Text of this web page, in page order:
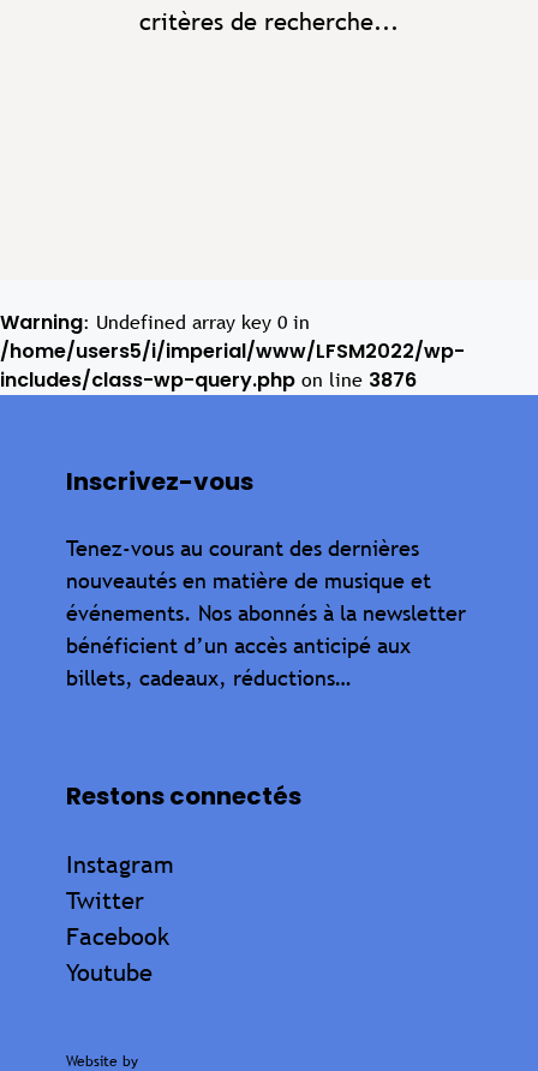
critères de recherche...
Warning: Undefined array key 0 in
/home/users5/i/imperial/www/LFSM2022/wp-
includes/class-wp-query.php on line 3876
Inscrivez-vous
Tenez-vous au courant des dernières
nouveautés en matière de musique et
événements. Nos abonnés à la newsletter
bénéficient d’un accès anticipé aux
billets, cadeaux, réductions…
Restons connectés
Instagram
Twitter
Facebook
Youtube
Website by